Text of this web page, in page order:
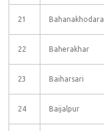
21 Bahanakhodara
22 Baherakhar
23 Baiharsari
24 Baijalpur